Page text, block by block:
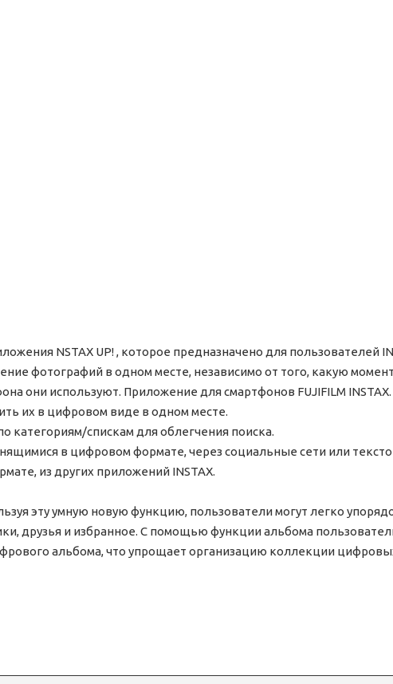
NSTAX UP! , которое предназначено для пользователей
фотографий в одном месте, независимо от того, какую
они используют. Приложение для смартфонов FUJIFILM INSTAX.
их в цифровом виде в одном месте.
категориям/спискам для облегчения поиска.
в цифровом формате, через социальные сети или
из других приложений INSTAX.
эту умную новую функцию, пользователи могут легко
друзья и избранное. С помощью функции альбома
альбома, что упрощает организацию коллекции